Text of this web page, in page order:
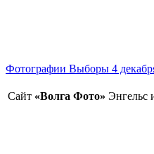
Фотографии Выборы 4
Сайт «Волга Фото» Энгельс